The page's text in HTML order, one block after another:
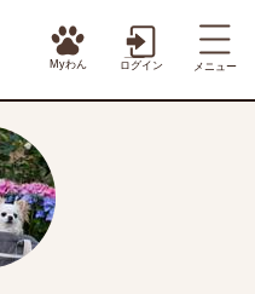
Myわん ログイン メニュー